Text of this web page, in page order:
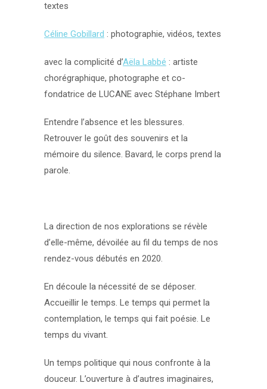
textes
Céline Gobillard : photographie, vidéos, textes
avec la complicité d’Aëla Labbé : artiste
chorégraphique, photographe et co-
fondatrice de LUCANE avec Stéphane Imbert
Entendre l’absence et les blessures.
Retrouver le goût des souvenirs et la
mémoire du silence. Bavard, le corps prend la
parole.
La direction de nos explorations se révèle
d’elle-même, dévoilée au fil du temps de nos
rendez-vous débutés en 2020.
En découle la nécessité de se déposer.
Accueillir le temps. Le temps qui permet la
contemplation, le temps qui fait poésie. Le
temps du vivant.
Un temps politique qui nous confronte à la
douceur. L’ouverture à d’autres imaginaires,